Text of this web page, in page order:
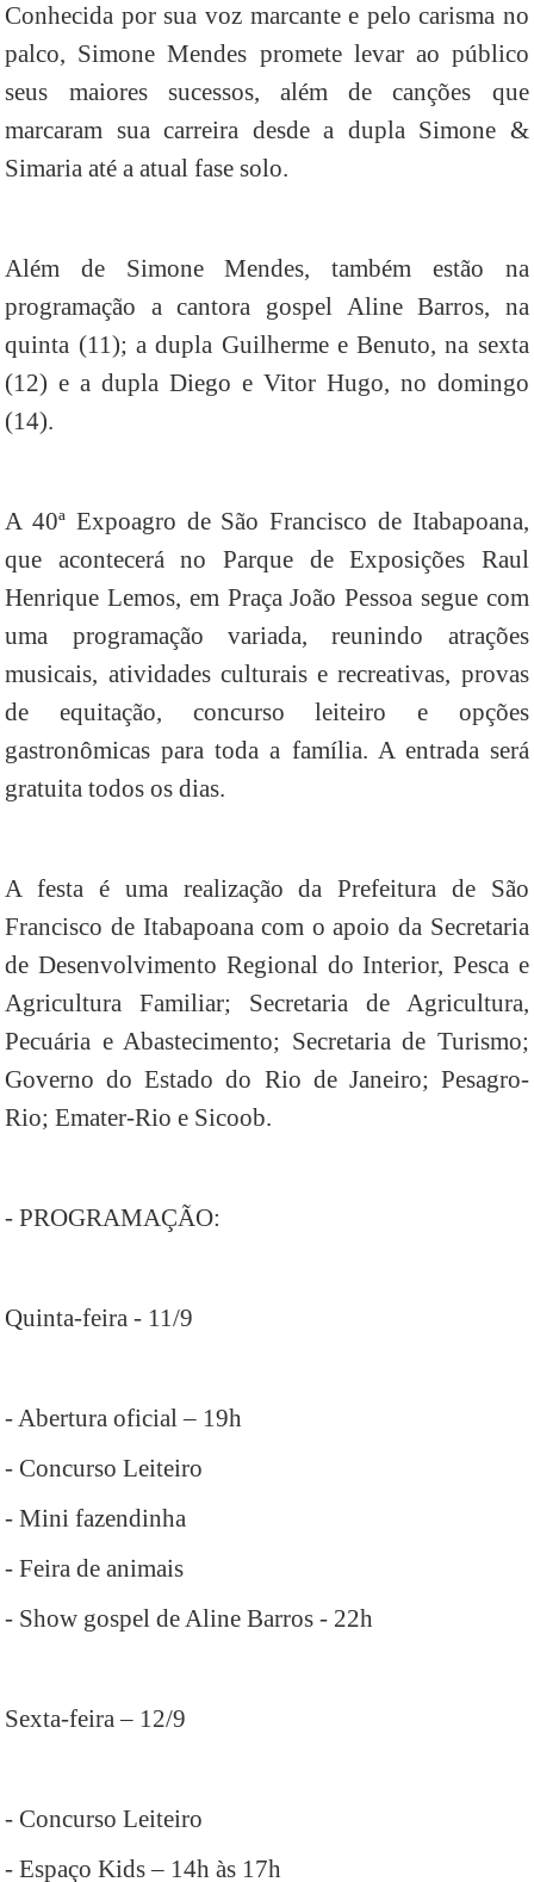
Conhecida por sua voz marcante e pelo carisma no
palco, Simone Mendes promete levar ao público
seus maiores sucessos, além de canções que
marcaram sua carreira desde a dupla Simone &
Simaria até a atual fase solo.
Além de Simone Mendes, também estão na
programação a cantora gospel Aline Barros, na
quinta (11); a dupla Guilherme e Benuto, na sexta
(12) e a dupla Diego e Vitor Hugo, no domingo
(14).
A 40ª Expoagro de São Francisco de Itabapoana,
que acontecerá no Parque de Exposições Raul
Henrique Lemos, em Praça João Pessoa segue com
uma programação variada, reunindo atrações
musicais, atividades culturais e recreativas, provas
de equitação, concurso leiteiro e opções
gastronômicas para toda a família. A entrada será
gratuita todos os dias.
A festa é uma realização da Prefeitura de São
Francisco de Itabapoana com o apoio da Secretaria
de Desenvolvimento Regional do Interior, Pesca e
Agricultura Familiar; Secretaria de Agricultura,
Pecuária e Abastecimento; Secretaria de Turismo;
Governo do Estado do Rio de Janeiro; Pesagro-
Rio; Emater-Rio e Sicoob.
- PROGRAMAÇÃO:
Quinta-feira - 11/9
- Abertura oficial – 19h
- Concurso Leiteiro
- Mini fazendinha
- Feira de animais
- Show gospel de Aline Barros - 22h
Sexta-feira – 12/9
- Concurso Leiteiro
- Espaço Kids – 14h às 17h